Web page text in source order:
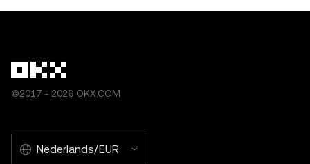
©2017 - 2026 OKX.COM
Nederlands/EUR